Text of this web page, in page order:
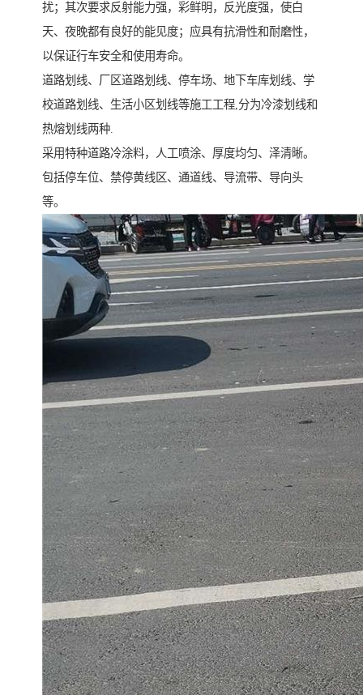
扰；其次要求反射能力强，彩鲜明，反光度强，使白
天、夜晚都有良好的能见度；应具有抗滑性和耐磨性，
以保证行车安全和使用寿命。
道路划线、厂区道路划线、停车场、地下车库划线、学
校道路划线、生活小区划线等施工工程,分为冷漆划线和
热熔划线两种.
采用特种道路冷涂料，人工喷涂、厚度均匀、泽清晰。
包括停车位、禁停黄线区、通道线、导流带、导向头
等。